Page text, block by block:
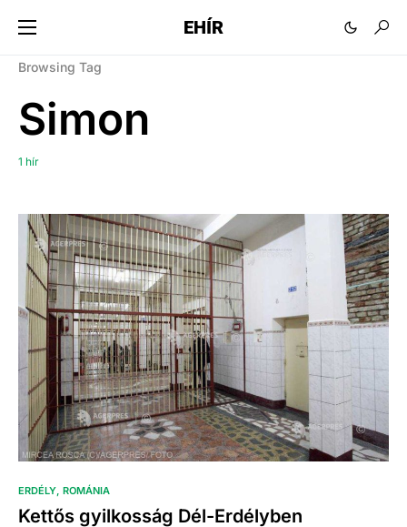
EHÍR
Browsing Tag
Simon
1 hír
ERDÉLY ROMÁNIA
Kettős gyilkosság Dél-Erdélyben